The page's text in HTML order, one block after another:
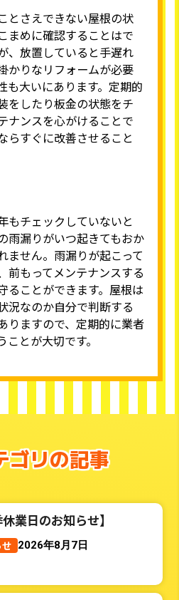
とさえできない屋根の状
まめに確認することはで
、放置していると手遅れ
かりなリフォームが必要
も大いにあります。定期的
をしたり板金の状態をチ
ナンスを心がけることで
らすぐに改善させること
もチェックしていないと
雨漏りがいつ起きてもおか
ません。雨漏りが起こって
前もってメンテナンスする
ることができます。屋根は
況なのか自分で判断する
りますので、定期的に業者
とが大切です。
ゴリの記事
休業日のお知らせ】
2026年8月7日